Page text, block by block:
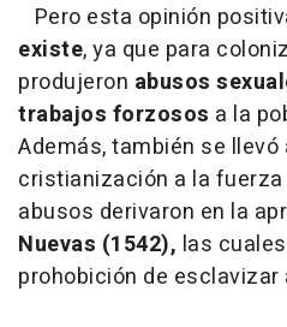
Pero esta opinión
existe, ya que para
produjeron abusos
trabajos forzosos a la
Además, también se llevó
cristianización a la
abusos derivaron en la
Nuevas (1542), las
prohobición de esclavizar